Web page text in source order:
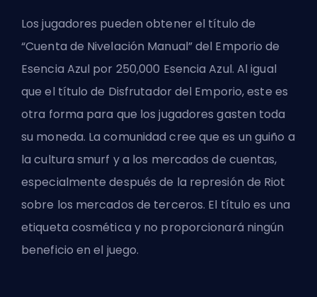
Los jugadores pueden obtener el título de
“Cuenta de Nivelación Manual” del Emporio de
Esencia Azul por 250,000 Esencia Azul. Al igual
que el título de Disfrutador del Emporio, este es
otra forma para que los jugadores gasten toda
su moneda. La comunidad cree que es un guiño a
la cultura smurf y a los mercados de cuentas,
especialmente después de la represión de Riot
sobre los mercados de terceros. El título es una
etiqueta cosmética y no proporcionará ningún
beneficio en el juego.